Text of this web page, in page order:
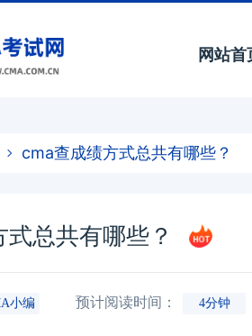
网站首
cma查成绩方式总共有哪些？
式总共有哪些？
小编 预计阅读时间： 4分钟